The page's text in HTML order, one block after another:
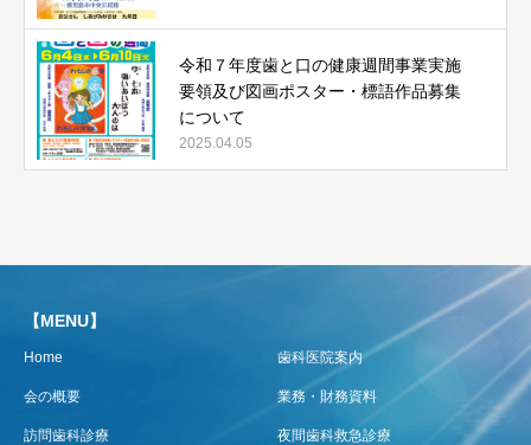
令和７年度歯と口の健康週間事業実施
要領及び図画ポスター・標語作品募集
について
2025.04.05
【MENU】
Home 歯科医院案内
会の概要 業務・財務資料
訪問歯科診療 夜間歯科救急診療